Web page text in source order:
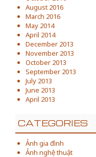
August 2016
March 2016
May 2014
April 2014
December 2013
November 2013
October 2013
September 2013
July 2013
June 2013
April 2013
CATEGORIES
Ảnh gia đình
Ảnh nghệ thuật